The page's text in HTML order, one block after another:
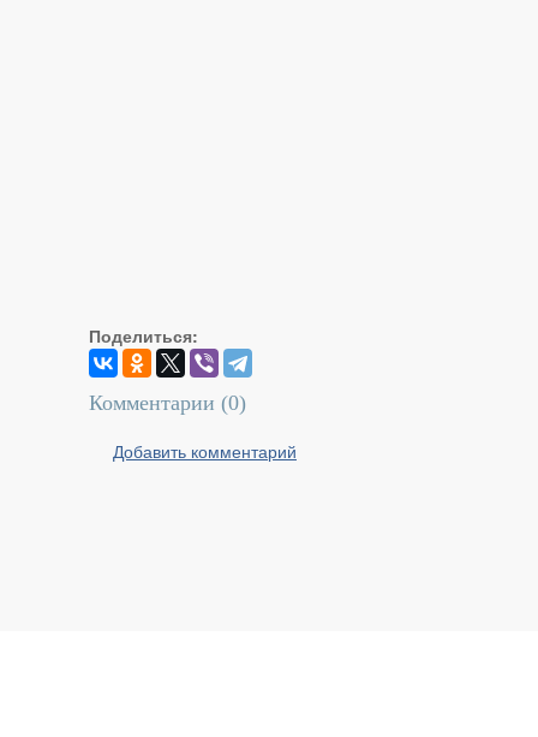
Поделиться:
Комментарии (0)
Добавить комментарий